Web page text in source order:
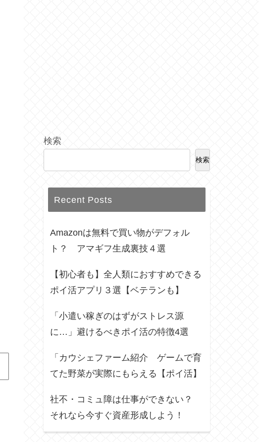
検索
検索
Recent Posts
Amazonは無料で買い物がデフォル
ト？ アマギフ生成裏技４選
【初心者も】全人類におすすめできる
ポイ活アプリ３選【ベテランも】
「小遣い稼ぎのはずがストレス源
に…」避けるべきポイ活の特徴4選
「カウシェファーム紹介 ゲームで育
てた野菜が実際にもらえる【ポイ活】
社不・コミュ障は仕事ができない？
それなら今すぐ資産形成しよう！